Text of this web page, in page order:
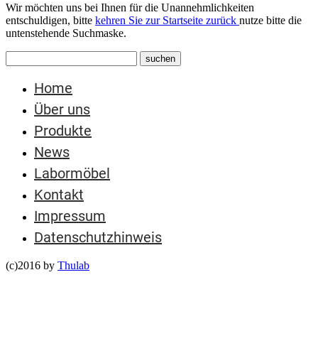
Wir möchten uns bei Ihnen für die Unannehmlichkeiten
entschuldigen, bitte kehren Sie zur Startseite zurück nutze bitte die
untenstehende Suchmaske.
Home
Über uns
Produkte
News
Labormöbel
Kontakt
Impressum
Datenschutzhinweis
(c)2016 by Thulab